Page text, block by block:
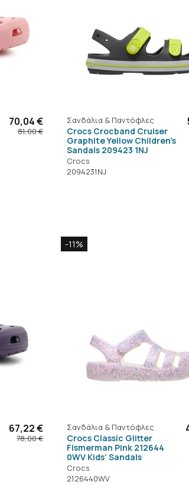
70,04 €
81,00 €
Σανδάλια & Παντόφλες
Crocs Crocband Cruiser
Graphite Yellow Children's
Sandals 209423 1NJ
Crocs
2094231NJ
67,22 €
78,00 €
-11%
Σανδάλια & Παντόφλες
Crocs Classic Glitter
Fismerman Pink 212644
0WV Kids' Sandals
Crocs
2126440WV